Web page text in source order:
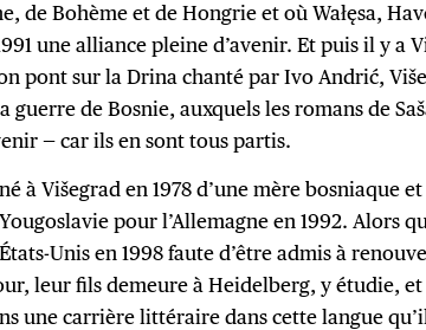
de Bohème et de Hongrie et où Wałęsa,
une alliance pleine d’avenir. Et puis il y a
pont sur la Drina chanté par Ivo Andrić,
guerre de Bosnie, auxquels les romans de
— car ils en sont tous partis.
à Višegrad en 1978 d’une mère bosniaque
pour l’Allemagne en 1992. Alors
Unis en 1998 faute d’être admis à
leur fils demeure à Heidelberg, y étudie, et
une carrière littéraire dans cette langue